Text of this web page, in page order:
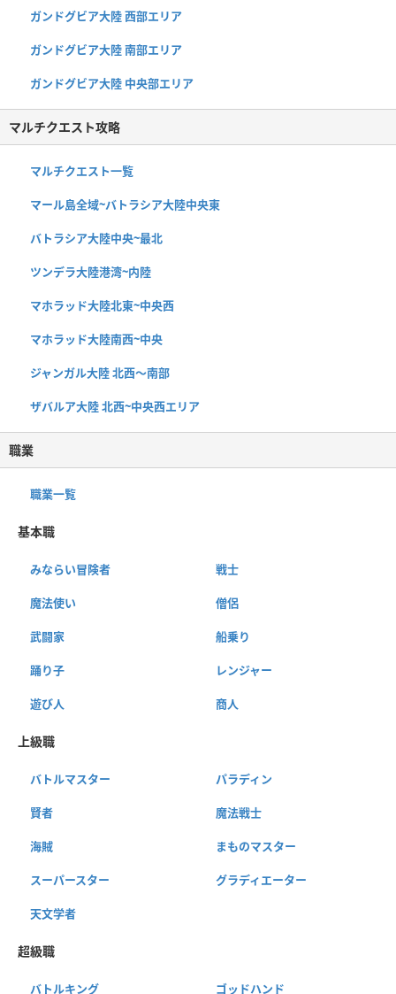
ガンドグビア大陸 西部エリア
ガンドグビア大陸 南部エリア
ガンドグビア大陸 中央部エリア
マルチクエスト攻略
マルチクエスト一覧
マール島全域~バトラシア大陸中央東
バトラシア大陸中央~最北
ツンデラ大陸港湾~内陸
マホラッド大陸北東~中央西
マホラッド大陸南西~中央
ジャンガル大陸 北西〜南部
ザバルア大陸 北西~中央西エリア
職業
職業一覧
基本職
みならい冒険者 戦士
魔法使い 僧侶
武闘家 船乗り
踊り子 レンジャー
遊び人 商人
上級職
バトルマスター パラディン
賢者 魔法戦士
海賊 まものマスター
スーパースター グラディエーター
天文学者
超級職
バトルキング ゴッドハンド